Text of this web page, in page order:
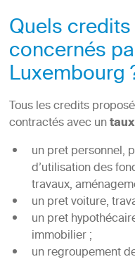
Quels
concernés
Luxembourg
Tous les credits
contractés avec un
un pret personnel,
d’utilisation des
travaux,
un pret voiture,
un pret
immobilier ;
un regroupement